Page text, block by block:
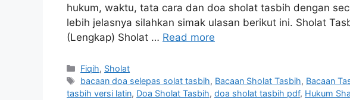
hukum, waktu, tata cara dan doa sholat tasbih dengan
lebih jelasnya silahkan simak ulasan berikut ini. Sholat
(Lengkap) Sholat … Read more
Categories
Fiqih, Sholat
Tags
bacaan doa selepas solat tasbih, Bacaan Sholat Tasbih, Bacaan
tasbih versi latin, Doa Sholat Tasbih, doa sholat tasbih pdf, Hukum